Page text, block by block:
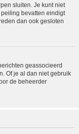
sluiten. Je kunt niet
bevatten eindigt
dan ook gesloten
geassocieerd
Of je al dan niet gebruik
de beheerder